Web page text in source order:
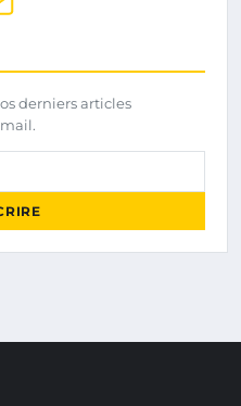
derniers articles